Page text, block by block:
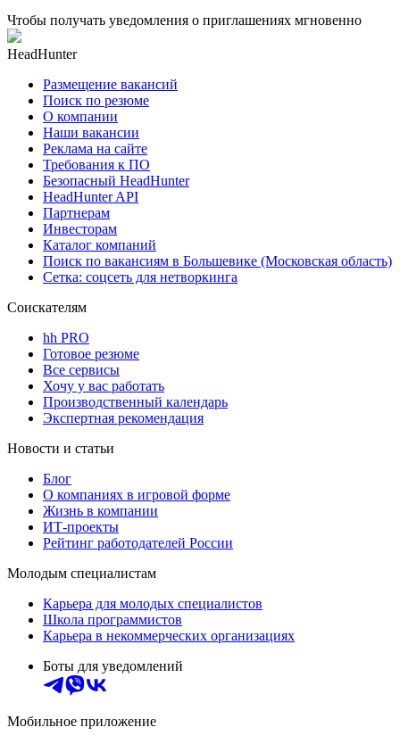
Чтобы получать уведомления о приглашениях мгновенно
HeadHunter
Размещение вакансий
Поиск по резюме
О компании
Наши вакансии
Реклама на сайте
Требования к ПО
Безопасный HeadHunter
HeadHunter API
Партнерам
Инвесторам
Каталог компаний
Поиск по вакансиям в Большевике (Московская область)
Сетка: соцсеть для нетворкинга
Соискателям
hh PRO
Готовое резюме
Все сервисы
Хочу у вас работать
Производственный календарь
Экспертная рекомендация
Новости и статьи
Блог
О компаниях в игровой форме
Жизнь в компании
ИТ-проекты
Рейтинг работодателей России
Молодым специалистам
Карьера для молодых специалистов
Школа программистов
Карьера в некоммерческих организациях
Боты для уведомлений
Мобильное приложение